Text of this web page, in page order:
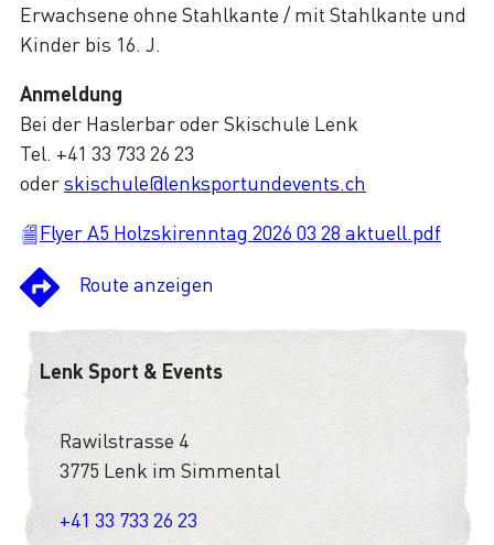
Erwachsene ohne Stahlkante / mit Stahlkante und
Kinder bis 16. J.
Anmeldung
Bei der Haslerbar oder Skischule Lenk
Tel. +41 33 733 26 23
oderskischule@lenksportundevents.ch
Flyer A5 Holzskirenntag 2026 03 28 aktuell.pdf
Route anzeigen
Lenk Sport & Events
Rawilstrasse 4
3775 Lenk im Simmental
+41 33 733 26 23